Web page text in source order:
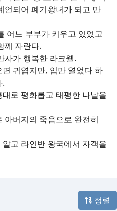
언되어 폐기왕녀가 되고 만
어느 부부가 키우고 있었고
께 자란다.
사가 행복한 라크웰.
귀엽지만, 입만 열었다 하
.
로 평화롭고 태평한 나날을
아버지의 죽음으로 완전히
고 라인반 왕국에서 자객을
정렬